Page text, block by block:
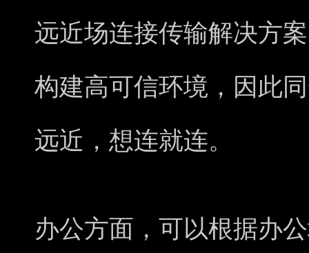
远近场连接传输解决方
构建高可信环境，因此
远近，想连就连。
办公方面，可以根据办